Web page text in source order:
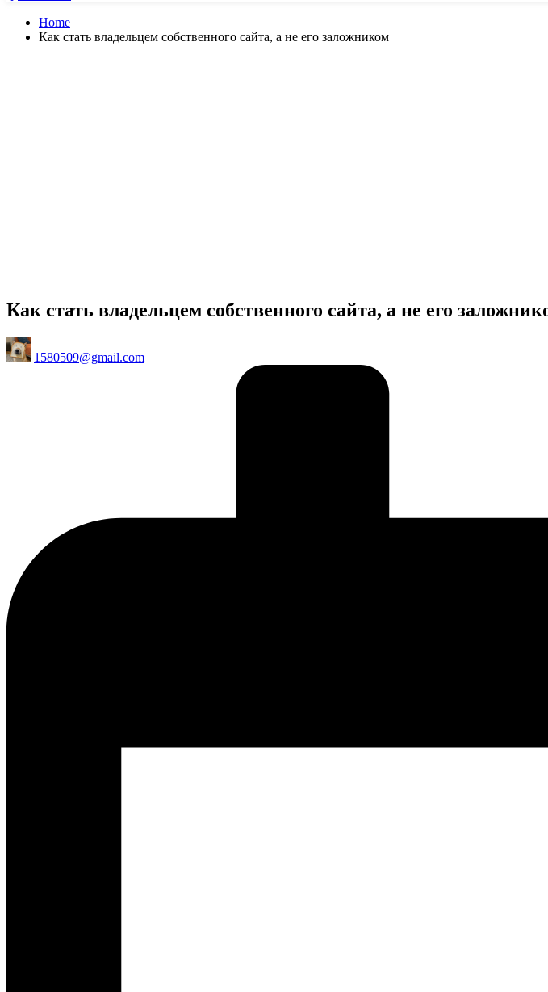
Home
Как стать владельцем собственного сайта, а не его заложником
Как стать владельцем собственного сайта, а не его
Posted
by
1580509@gmail.com